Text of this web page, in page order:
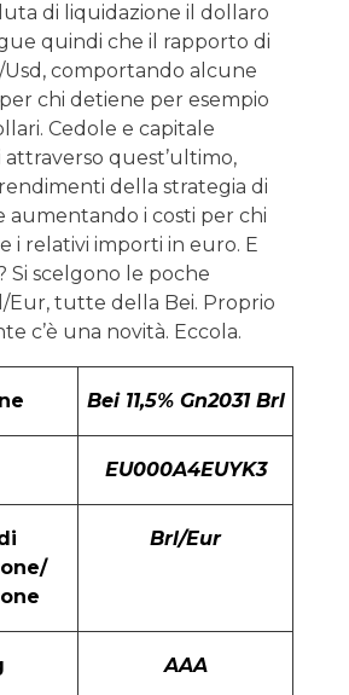
di liquidazione il dollaro
quindi che il rapporto di
comportando alcune
chi detiene per esempio
Cedole e capitale
attraverso quest’ultimo,
della strategia di
aumentando i costi per chi
i relativi importi in euro. E
Si scelgono le poche
Eur, tutte della Bei. Proprio
c’è una novità. Eccola.
Bei 11,5% Gn2031 Brl
EU000A4EUYK3
Brl/Eur
AAA